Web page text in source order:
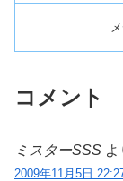
コメント
ミスターSSS よ
2009年11月5日